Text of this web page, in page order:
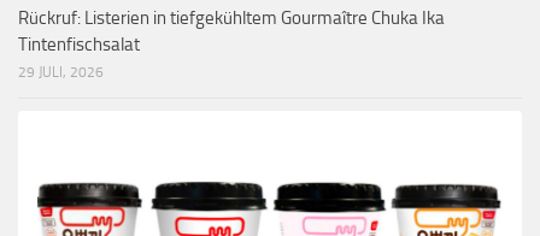
Rückruf: Listerien in tiefgekühltem Gourmaître Chuka Ika
Tintenfischsalat
29 JULI, 2026